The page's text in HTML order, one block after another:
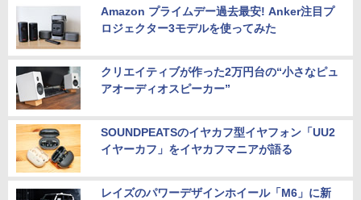
Amazon プライムデー過去最安! Anker注目プ
ロジェクター3モデルを使ってみた
クリエイティブが作った2万円台の“小さなピュ
アオーディオスピーカー”
SOUNDPEATSのイヤカフ型イヤフォン「UU2
イヤーカフ」をイヤカフマニアが語る
レイズのパワーデザインホイール「M6」に新